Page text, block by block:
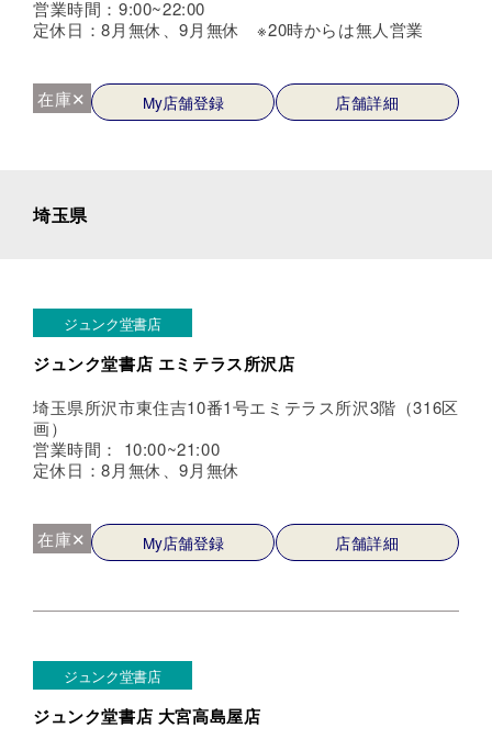
営業時間：9:00~22:00
定休日：8月無休、9月無休 ※20時からは無人営業
在庫✕ My店舗登録 店舗詳細
埼玉県
ジュンク堂書店
ジュンク堂書店 エミテラス所沢店
埼玉県所沢市東住吉10番1号エミテラス所沢3階（316区
画）
営業時間： 10:00~21:00
定休日：8月無休、9月無休
在庫✕ My店舗登録 店舗詳細
ジュンク堂書店
ジュンク堂書店 大宮高島屋店